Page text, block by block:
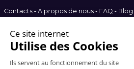
Contacts - A propos de nous - FAQ - Blog
Politique de